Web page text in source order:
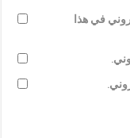
في هذا